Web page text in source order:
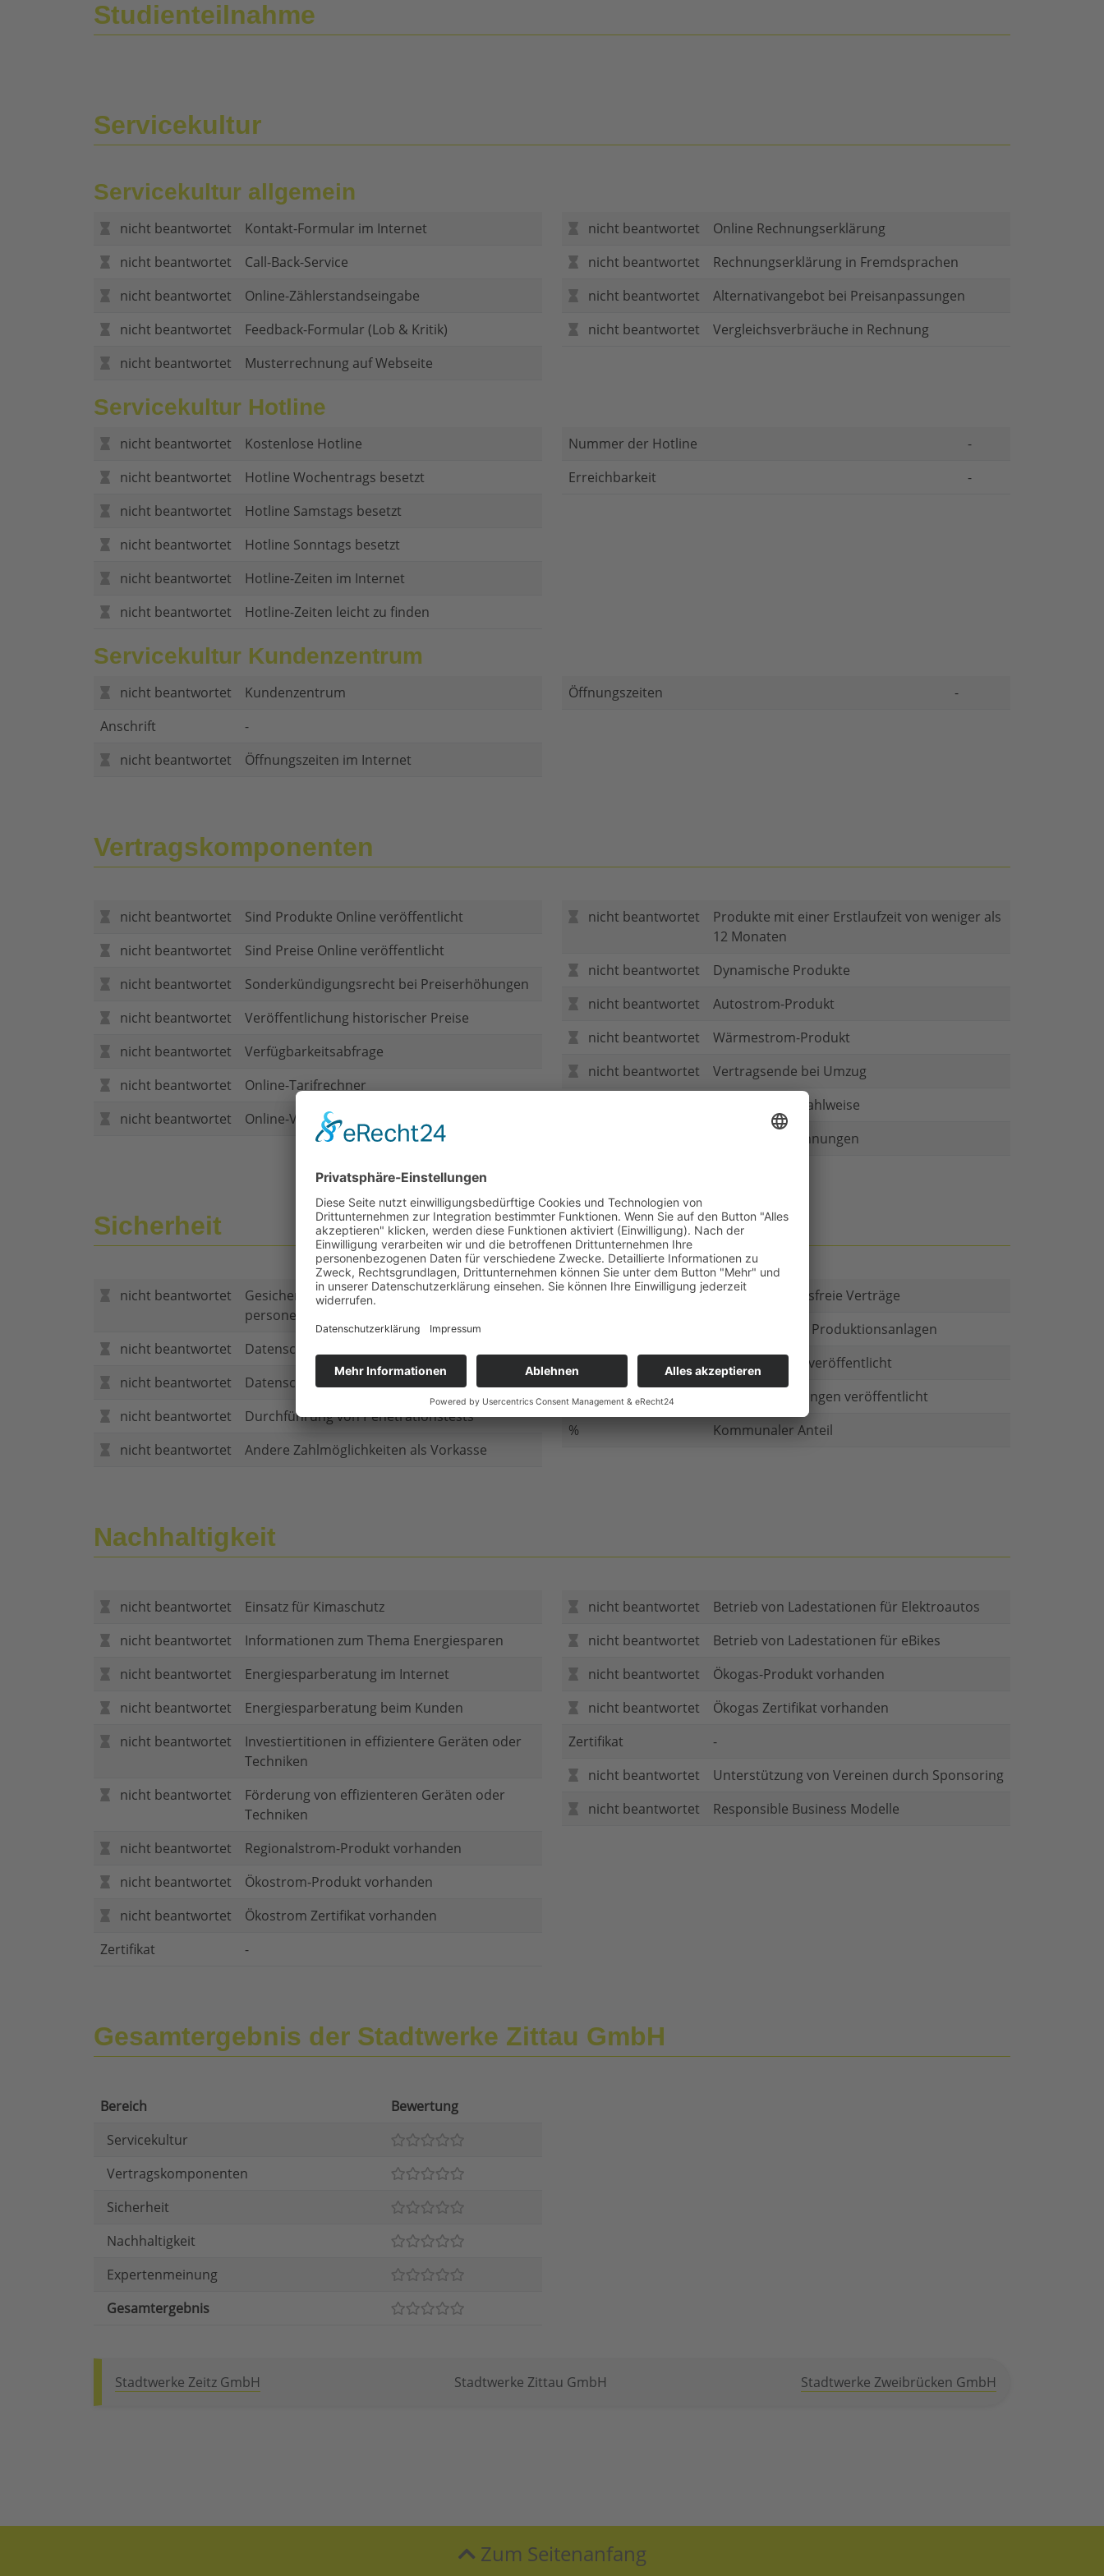
Studienteilnahme
Servicekultur
Servicekultur allgemein
nicht beantwortet
Kontakt-Formular im Internet
nicht beantwortet
Call-Back-Service
nicht beantwortet
Online-Zählerstandseingabe
nicht beantwortet
Feedback-Formular (Lob & Kritik)
nicht beantwortet
Musterrechnung auf Webseite
nicht beantwortet
Online Rechnungserklärung
nicht beantwortet
Rechnungserklärung in Fremdsprachen
nicht beantwortet
Alternativangebot bei Preisanpassungen
nicht beantwortet
Vergleichsverbräuche in Rechnung
Servicekultur Hotline
nicht beantwortet
Kostenlose Hotline
nicht beantwortet
Hotline Wochentrags besetzt
nicht beantwortet
Hotline Samstags besetzt
nicht beantwortet
Hotline Sonntags besetzt
nicht beantwortet
Hotline-Zeiten im Internet
nicht beantwortet
Hotline-Zeiten leicht zu finden
Nummer der Hotline
-
Erreichbarkeit
-
Servicekultur Kundenzentrum
nicht beantwortet
Kundenzentrum
Anschrift
-
nicht beantwortet
Öffnungszeiten im Internet
Öffnungszeiten -
Vertragskomponenten
nicht beantwortet
Sind Produkte Online veröffentlicht
nicht beantwortet
Sind Preise Online veröffentlicht
nicht beantwortet
Sonderkündigungsrecht bei Preiserhöhungen
nicht beantwortet
Veröffentlichung historischer Preise
nicht beantwortet
Verfügbarkeitsabfrage
nicht beantwortet
Online-Tarifrechner
nicht beantwortet
Online-Vertragsabschluss
nicht beantwortet
Produkte mit einer Erstlaufzeit von weniger als
12 Monaten
nicht beantwortet
Dynamische Produkte
nicht beantwortet
Autostrom-Produkt
nicht beantwortet
Wärmestrom-Produkt
nicht beantwortet
Vertragsende bei Umzug
Mehr als eine Zahlweise
Gedruckte Rechnungen
Sicherheit
nicht beantwortet
Gesicherte Verbindung bei
personenbezogenen Daten
nicht beantwortet
Datenschutzerklärung
nicht beantwortet
Datenschutzerklärung im Internet
nicht beantwortet
Durchführung von Penetrationstests
nicht beantwortet
Andere Zahlmöglichkeiten als Vorkasse
nicht beantwortet
Gibt es Kautionsfreie Verträge
Investitionen in Produktionsanlagen
nicht beantwortet
Geschäftsform veröffentlicht
nicht beantwortet
Firmenbeteiligungen veröffentlicht
%
Kommunaler Anteil
Nachhaltigkeit
nicht beantwortet
Einsatz für Kimaschutz
nicht beantwortet
Informationen zum Thema Energiesparen
nicht beantwortet
Energiesparberatung im Internet
nicht beantwortet
Energiesparberatung beim Kunden
nicht beantwortet
Investiertitionen in effizientere Geräten oder
Techniken
nicht beantwortet
Förderung von effizienteren Geräten oder
Techniken
nicht beantwortet
Regionalstrom-Produkt vorhanden
nicht beantwortet
Ökostrom-Produkt vorhanden
nicht beantwortet
Ökostrom Zertifikat vorhanden
Zertifikat
-
nicht beantwortet
Betrieb von Ladestationen für Elektroautos
nicht beantwortet
Betrieb von Ladestationen für eBikes
nicht beantwortet
Ökogas-Produkt vorhanden
nicht beantwortet
Ökogas Zertifikat vorhanden
Zertifikat
-
nicht beantwortet
Unterstützung von Vereinen durch Sponsoring
nicht beantwortet
Responsible Business Modelle
Gesamtergebnis der Stadtwerke Zittau GmbH
Bereich
Bewertung
Servicekultur
Vertragskomponenten
Sicherheit
Nachhaltigkeit
Expertenmeinung
Gesamtergebnis
Stadtwerke Zeitz GmbH Stadtwerke Zittau GmbH Stadtwerke Zweibrücken GmbH
Zum Seitenanfang